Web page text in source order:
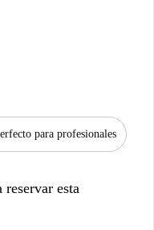
para profesionales
reservar esta